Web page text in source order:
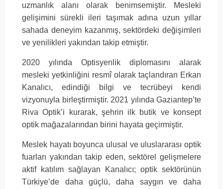
uzmanlık alanı olarak benimsemiştir. Mesleki
gelişimini sürekli ileri taşımak adına uzun yıllar
sahada deneyim kazanmış, sektördeki değişimleri
ve yenilikleri yakından takip etmiştir.
2020 yılında Optisyenlik diplomasını alarak
mesleki yetkinliğini resmî olarak taçlandıran Erkan
Kanalıcı, edindiği bilgi ve tecrübeyi kendi
vizyonuyla birleştirmiştir. 2021 yılında Gaziantep’te
Riva Optik’i kurarak, şehrin ilk butik ve konsept
optik mağazalarından birini hayata geçirmiştir.
Meslek hayatı boyunca ulusal ve uluslararası optik
fuarları yakından takip eden, sektörel gelişmelere
aktif katılım sağlayan Kanalıcı; optik sektörünün
Türkiye’de daha güçlü, daha saygın ve daha